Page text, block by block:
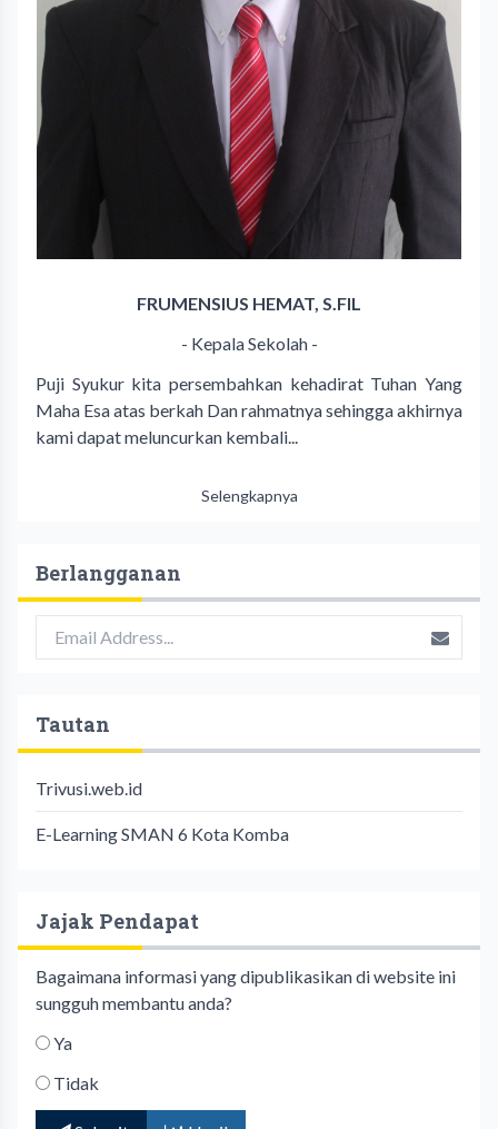
FRUMENSIUS HEMAT, S.FIL
- Kepala Sekolah -
Puji Syukur kita persembahkan kehadirat Tuhan Yang
Maha Esa atas berkah Dan rahmatnya sehingga akhirnya
kami dapat meluncurkan kembali...
Selengkapnya
Berlangganan
Tautan
Trivusi.web.id
E-Learning SMAN 6 Kota Komba
Jajak Pendapat
Bagaimana informasi yang dipublikasikan di website ini
sungguh membantu anda?
Ya
Tidak